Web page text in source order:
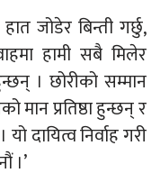
जोडेर बिन्ती गर्छु,
हामी सबै मिलेर
। छोरीको सम्मान
मान प्रतिष्ठा हुन्छन् र
दायित्व निर्वाह गरी
।’